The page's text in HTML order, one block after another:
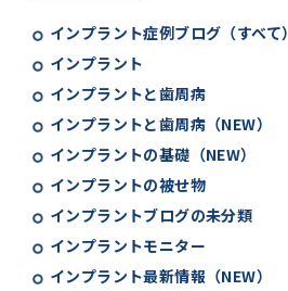
インプラント症例ブログ（すべて）
インプラント
インプラントと歯周病
インプラントと歯周病（NEW）
インプラントの基礎（NEW）
インプラントの被せ物
インプラントブログの未分類
インプラントモニター
インプラント最新情報（NEW）